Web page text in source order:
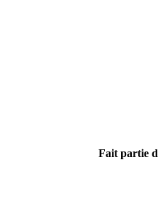
Fait partie